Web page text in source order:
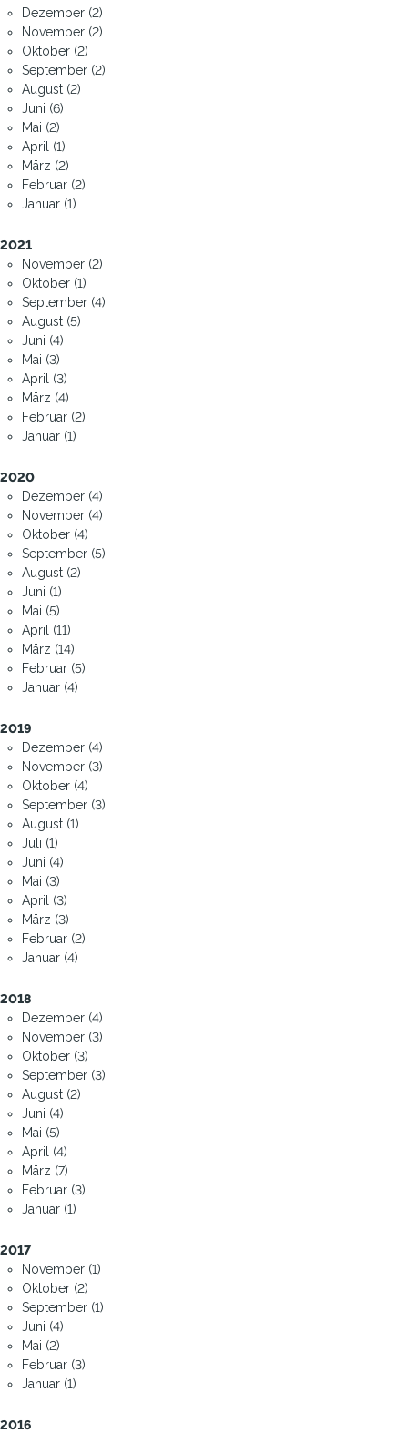
Dezember (2)
November (2)
Oktober (2)
September (2)
August (2)
Juni (6)
Mai (2)
April (1)
März (2)
Februar (2)
Januar (1)
2021
November (2)
Oktober (1)
September (4)
August (5)
Juni (4)
Mai (3)
April (3)
März (4)
Februar (2)
Januar (1)
2020
Dezember (4)
November (4)
Oktober (4)
September (5)
August (2)
Juni (1)
Mai (5)
April (11)
März (14)
Februar (5)
Januar (4)
2019
Dezember (4)
November (3)
Oktober (4)
September (3)
August (1)
Juli (1)
Juni (4)
Mai (3)
April (3)
März (3)
Februar (2)
Januar (4)
2018
Dezember (4)
November (3)
Oktober (3)
September (3)
August (2)
Juni (4)
Mai (5)
April (4)
März (7)
Februar (3)
Januar (1)
2017
November (1)
Oktober (2)
September (1)
Juni (4)
Mai (2)
Februar (3)
Januar (1)
2016